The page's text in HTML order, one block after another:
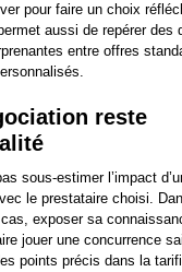
pour faire un choix
aussi de repérer des
entre offres
reste
sous-estimer l’impact
le prestataire choisi.
exposer sa
jouer une concurrence
points précis dans la